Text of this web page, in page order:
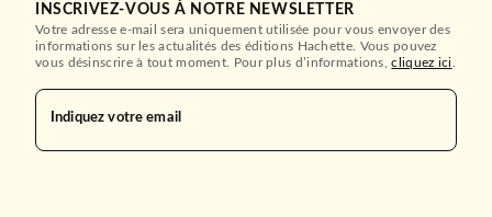
INSCRIVEZ-VOUS À NOTRE NEWSLETTER
Votre adresse e-mail sera uniquement utilisée pour vous envoyer des
informations sur les actualités des éditions Hachette. Vous pouvez
vous désinscrire à tout moment. Pour plus d’informations,cliquez ici
Indiquez votre email